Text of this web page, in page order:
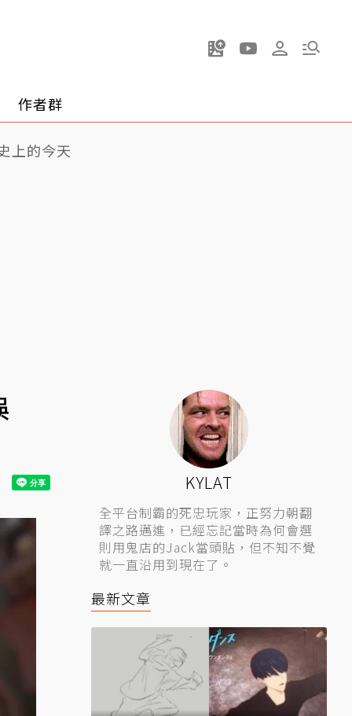
作者群
上的今天
KYLAT
全平台制霸的死忠玩家，正努力朝翻
譯之路邁進，已經忘記當時為何會選
則用鬼店的Jack當頭貼，但不知不覺
就一直沿用到現在了。
最新文章